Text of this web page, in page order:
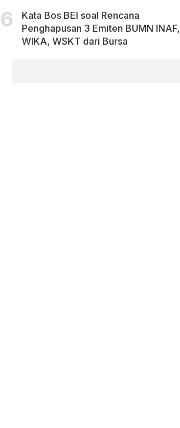
Kata Bos BEI soal Rencana
Penghapusan 3 Emiten BUMN INAF,
WIKA, WSKT dari Bursa